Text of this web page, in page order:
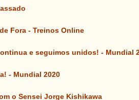
Fora - Treinos Online
e seguimos unidos! - Mundial
- Mundial 2020
o Sensei Jorge Kishikawa